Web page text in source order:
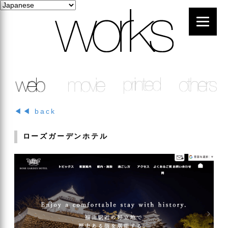
◀◀ back
ローズガーデンホテル